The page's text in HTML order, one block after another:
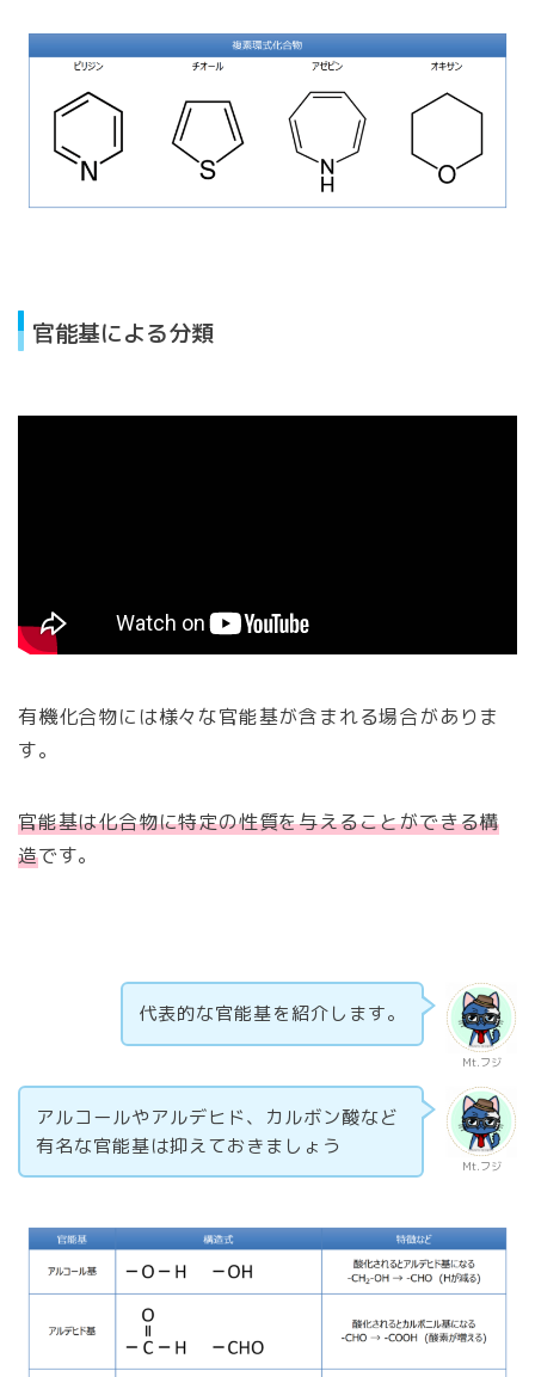
官能基による分類
有機化合物には様々な官能基が含まれる場合がありま
す。
官能基は化合物に特定の性質を与えることができる構
造です。
Mt.フジ
代表的な官能基を紹介します。
Mt.フジ
アルコールやアルデヒド、カルボン酸など
有名な官能基は抑えておきましょう